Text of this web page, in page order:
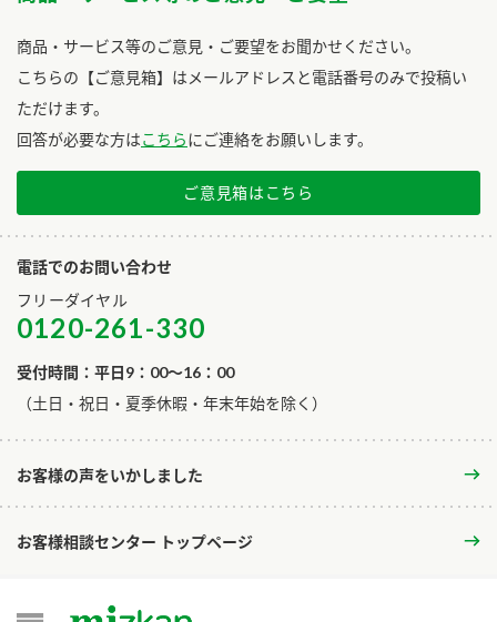
商品・サービス等のご意見・ご要望をお聞かせください。
こちらの【ご意見箱】はメールアドレスと電話番号のみで投稿い
ただけます。
回答が必要な方はこちらにご連絡をお願いします。
ご意見箱はこちら
電話でのお問い合わせ
フリーダイヤル
0120-261-330
受付時間：平日9：00～16：00
​（土日・祝日・夏季休暇・年末年始を除く）
お客様の声をいかしました
お客様相談センター トップページ